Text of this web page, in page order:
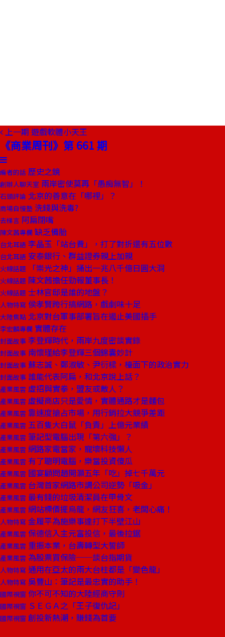
上一期 遊戲軟體小天王
《商業周刊》第 661 期
編者的話 歷史之鏡
創辦人聊天室 兩岸密使莫再「愚痴無智」！
石頭評論 北京的善意在「哪裡」？
商場自慢塾 洗錢與洗毒?
去梯言 阿扁閉嘴
陳文茜專欄 缺乏備胎
台北耳語 李晶玉「站台費」，打了對折還有五位數
台北耳語 安泰銀行、群益證券親上加親
火線話題 「崇光之神」捅出一兆八千億日圓大洞
火線話題 陳文茜擔任勁報董事長！
火線話題 士林官邸是誰的地盤？
人物特寫 侯孝賢跨行搞網路，戲劇味十足
大陸焦點 北京對台軍事部署旨在遏止美國插手
李宏麟專欄 實體存在
封面故事 李登輝時代，兩岸九度密談實錄
封面故事 南懷瑾給李登輝三個錦囊妙計
封面故事 蘇志誠、鄭淑敏、尹衍樑，檯面下的政治實力
封面故事 誰能代表阿扁，和北京說上話？
產業風雲 虛招與實拳，盟友或敵人？
產業風雲 虛擬商店只是愛情，實體通路才是麵包
產業風雲 靠速度搶占市場，用行銷拉大競爭差距
產業風雲 五百隻大白鼠「負責」上億元業績
產業風雲 筆記型電腦出現「第六強」？
產業風雲 網路家電當家，寵壞科技懶人
產業風雲 有了聰明電腦，樂當投資傻瓜
產業風雲 國宴顧問趙開灝五年「吃」掉七千萬元
產業風雲 台灣首家網路市調公司逆勢「吸金」
產業風雲 最有錢的垃圾清潔員在甲骨文
產業風雲 網站標價擺烏龍，網友狂喜，老闆心痛！
人物特寫 金履平為施樂事達打下半壁江山
產業風雲 保德信入主元富投信，最後拉鋸
產業風雲 重振本業，台壽轉型大誓師
產業風雲 為股票買保險──談台指期貨
人物特寫 通用在亞太的兩大台柱都是「變色龍」
人物特寫 吳豐山：筆記是最忠實的助手！
國際視窗 你不可不知的大陸經商守則
國際視窗 ＳＥＧＡ之「王子復仇記」
國際視窗 創投新熱潮，賺錢為首要